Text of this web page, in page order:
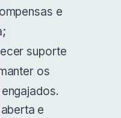
e
suporte
os
e